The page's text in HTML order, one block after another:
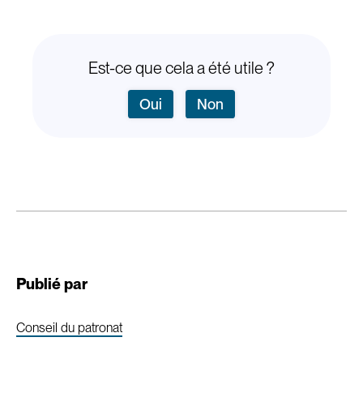
Est-ce que cela a été utile ?
Oui Non
Publié par
Conseil du patronat